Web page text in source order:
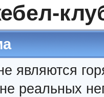
являются
реальных